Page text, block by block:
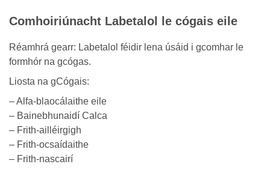
Comhoiriúnacht Labetalol le cógais eile
Réamhrá gearr: Labetalol féidir lena úsáid i gcomhar le
formhór na gcógas.
Liosta na gCógais:
– Alfa-blaocálaithe eile
– Bainebhunaidí Calca
– Frith-ailléirgigh
– Frith-ocsaídaithe
– Frith-nascairí